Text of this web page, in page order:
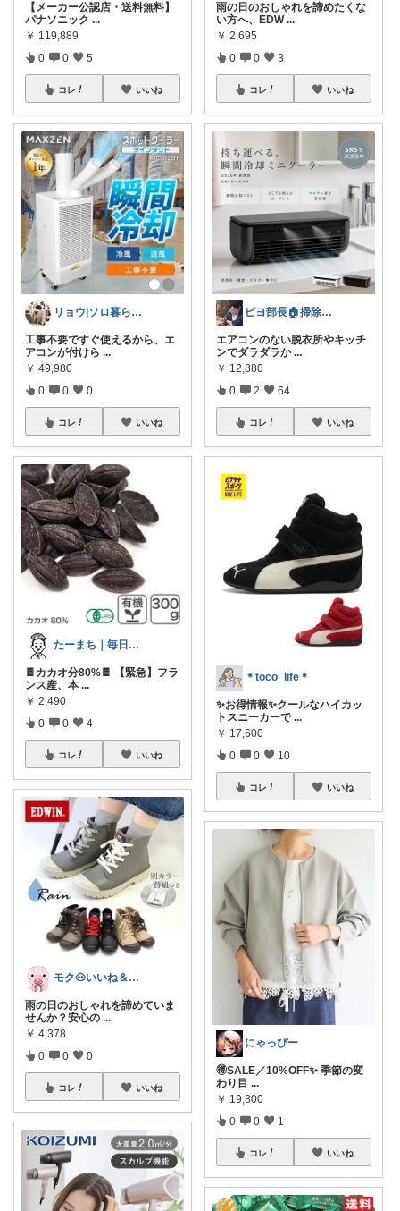
【メーカー公認店・送料無料】
パナソニック ...
￥ 119,889
0 0 5
コレ いいね
リョウ|ソロ暮らし帖
工事不要ですぐ使えるから、エ
アコンが付けら ...
￥ 49,980
0 0 0
コレ いいね
たーまち｜毎日10時 楽天超目玉
🍫カカオ分80%🍫 【緊急】フラ
ンス産、本 ...
￥ 2,490
0 0 4
コレ いいね
モク🐽いいね＆フォローに感謝💕
雨の日のおしゃれを諦めていま
せんか？安心の ...
￥ 4,378
0 0 0
コレ いいね
雨の日のおしゃれを諦めたくな
い方へ、EDW ...
￥ 2,695
0 0 3
コレ いいね
ピヨ部長🏠掃除好きパパの賢いリフォーム
エアコンのない脱衣所やキッチ
ンでダラダラか ...
￥ 12,880
0 2 64
コレ いいね
＊toco_life＊
✨お得情報✨クールなハイカッ
トスニーカーで ...
￥ 17,600
0 0 10
コレ いいね
にゃっぴー
🉐SALE／10%OFF✨ 季節の変
わり目 ...
￥ 19,800
0 0 1
コレ いいね